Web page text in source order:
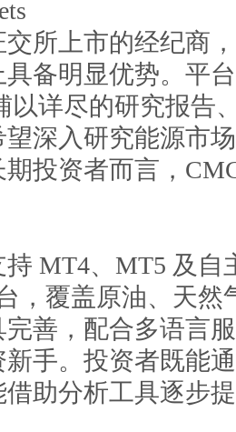
上市的经纪商，
备明显优势。平
以详尽的研究报告
深入研究能源市
投资者而言，
MT4、MT5 及自
，覆盖原油、天
善，配合多语言
手。投资者既能
助分析工具逐步